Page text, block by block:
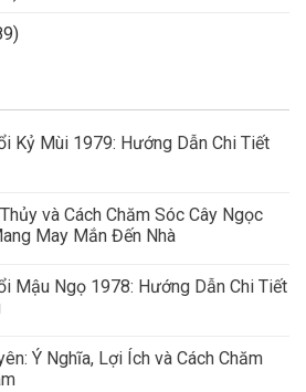
Kỷ Mùi 1979: Hướng Dẫn Chi Tiết
và Cách Chăm Sóc Cây Ngọc
May Mắn Đến Nhà
Mậu Ngọ 1978: Hướng Dẫn Chi Tiết
Ý Nghĩa, Lợi Ích và Cách Chăm